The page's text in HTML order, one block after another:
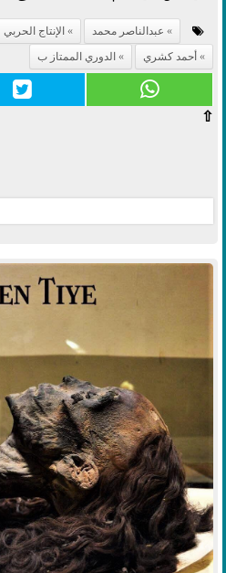
عبدالناصر محمد الإنتاج الحربي
أحمد كشري
الدوري الممتاز ب
⇧